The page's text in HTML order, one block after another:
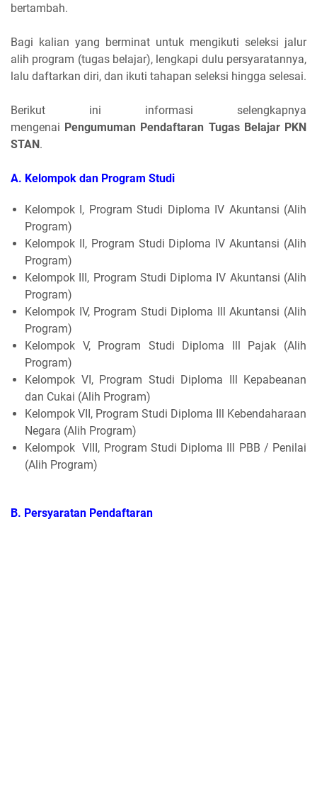
bertambah.
Bagi kalian yang berminat untuk mengikuti seleksi jalur
alih program (tugas belajar), lengkapi dulu persyaratannya,
lalu daftarkan diri, dan ikuti tahapan seleksi hingga selesai.
Berikut ini informasi selengkapnya
mengenai Pengumuman Pendaftaran Tugas Belajar PKN
STAN.
A. Kelompok dan Program Studi
Kelompok I, Program Studi Diploma IV Akuntansi (Alih
Program)
Kelompok II, Program Studi Diploma IV Akuntansi (Alih
Program)
Kelompok III, Program Studi Diploma IV Akuntansi (Alih
Program)
Kelompok IV, Program Studi Diploma Ill Akuntansi (Alih
Program)
Kelompok V, Program Studi Diploma Ill Pajak (Alih
Program)
Kelompok VI, Program Studi Diploma Ill Kepabeanan
dan Cukai (Alih Program)
Kelompok VII, Program Studi Diploma Ill Kebendaharaan
Negara (Alih Program)
Kelompok VIII, Program Studi Diploma Ill PBB / Penilai
(Alih Program)
B. Persyaratan Pendaftaran